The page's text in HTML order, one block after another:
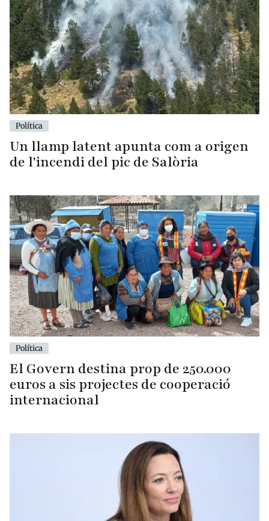
Política
Un llamp latent apunta com a origen
de l'incendi del pic de Salòria
Política
El Govern destina prop de 250.000
euros a sis projectes de cooperació
internacional